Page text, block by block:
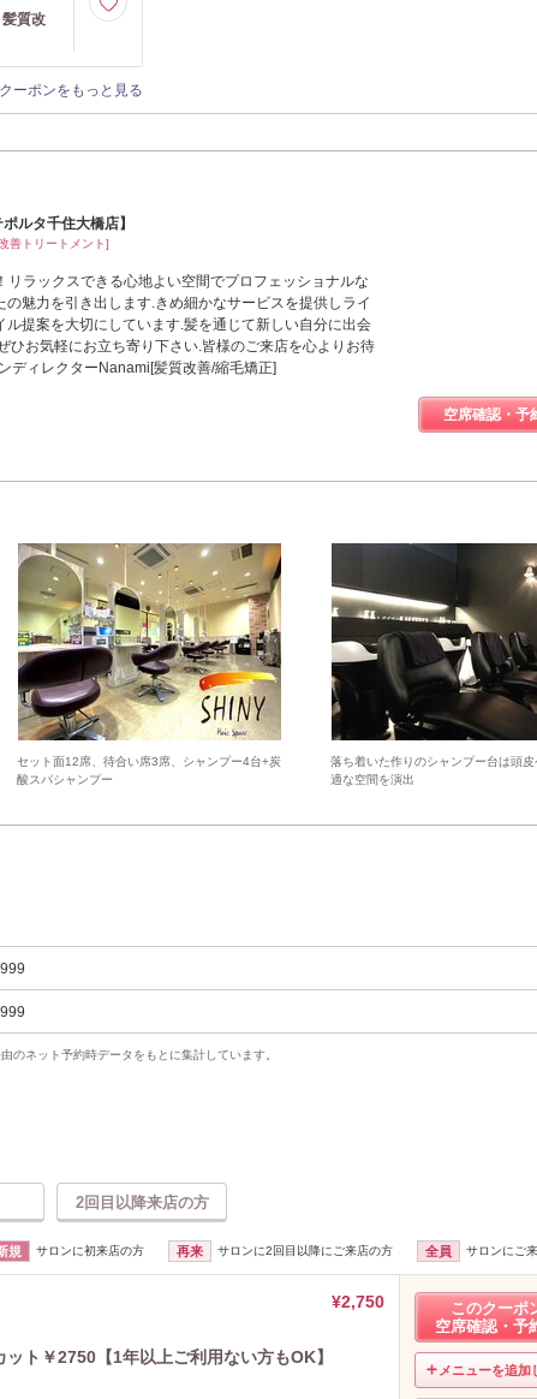
質改
ーポンをもっと見る
ルタ千住大橋店】
善トリートメント]
リラックスできる心地よい空間でプロフェッショナルな
の魅力を引き出します.きめ細かなサービスを提供しライ
ル提案を大切にしています.髪を通じて新しい自分に出会
ひお気軽にお立ち寄り下さい.皆様のご来店を心よりお待
ディレクターNanami[髪質改善/縮毛矯正]
空席確認・予
セット面12席、待合い席3席、シャンプー4台+炭
酸スパシャンプー
落ち着いた作りのシャンプー台は頭
適な空間を演出
ネット予約時データをもとに集計しています。
2回目以降来店の方
規 サロンに初来店の方 再来 サロンに2回目以降にご来店の方 全員 サロンにご
¥2,750
ット￥2750【1年以上ご利用ない方もOK】
このクーポ
空席確認・予
メニューを追加